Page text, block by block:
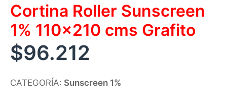
Cortina Roller Sunscreen
1% 110×210 cms Grafito
$96.212
CATEGORÍA: Sunscreen 1%